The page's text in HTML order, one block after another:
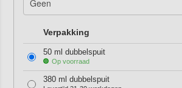
Verpakking
50 ml dubbelspuit
Op voorraad
380 ml dubbelspuit